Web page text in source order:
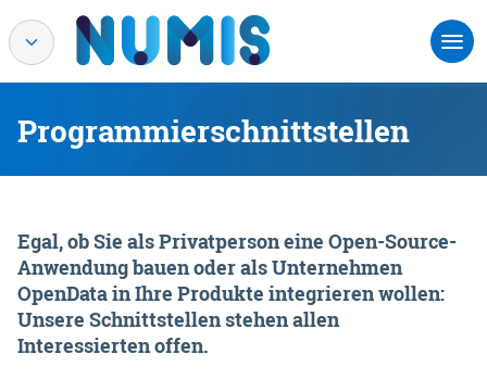
Programmierschnittstellen
Egal, ob Sie als Privatperson eine Open-Source-
Anwendung bauen oder als Unternehmen
OpenData in Ihre Produkte integrieren wollen:
Unsere Schnittstellen stehen allen
Interessierten offen.